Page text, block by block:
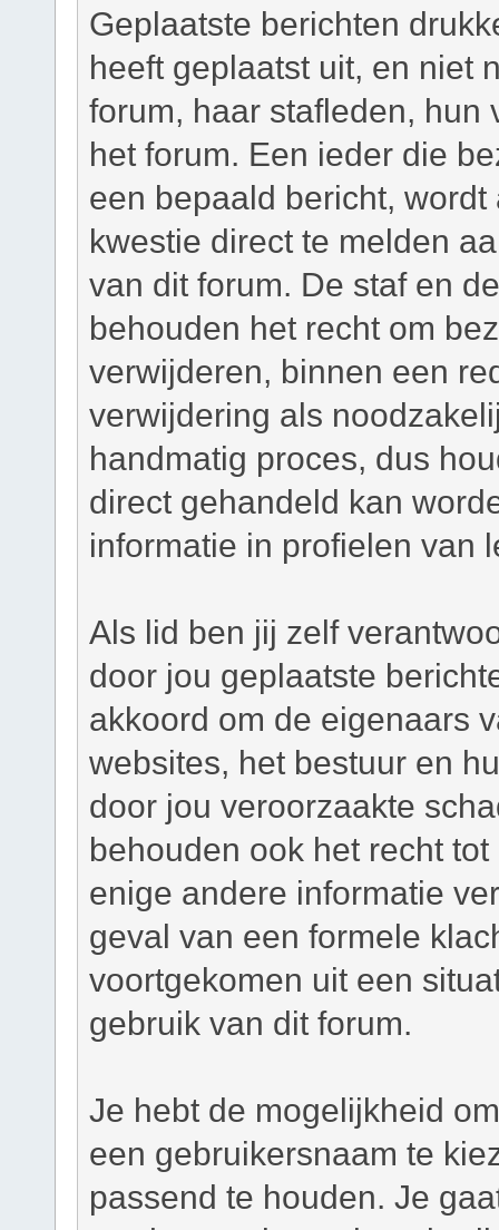
Geplaatste berichten
heeft geplaatst uit, en niet
forum, haar stafleden, hun
het forum. Een ieder die
een bepaald bericht,
kwestie direct te melden
van dit forum. De staf en
behouden het recht om
verwijderen, binnen een
verwijdering als
handmatig proces, dus
direct gehandeld kan
informatie in profielen van
Als lid ben jij zelf
door jou geplaatste
akkoord om de eigenaars
websites, het bestuur en
door jou veroorzaakte
behouden ook het recht
enige andere informatie
geval van een formele
voortgekomen uit een
gebruik van dit forum.
Je hebt de mogelijkheid
een gebruikersnaam te
passend te houden. Je